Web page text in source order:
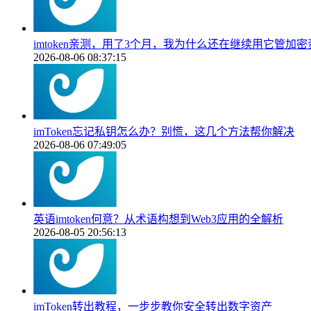
imtoken亲测，用了3个月，我为什么还在继续用它管加密
2026-08-06 08:37:15
imToken忘记私钥怎么办？别慌，这几个方法帮你解决
2026-08-06 07:49:05
英语imtoken何意？从术语构想到Web3应用的全解析
2026-08-05 20:56:13
imToken转出教程，一步步教你安全转出数字资产